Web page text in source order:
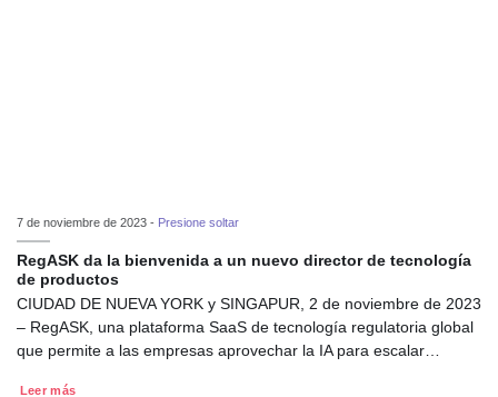
7 de noviembre de 2023 - Presione soltar
RegASK da la bienvenida a un nuevo director de tecnología
de productos
CIUDAD DE NUEVA YORK y SINGAPUR, 2 de noviembre de 2023
– RegASK, una plataforma SaaS de tecnología regulatoria global
que permite a las empresas aprovechar la IA para escalar…
Leer más